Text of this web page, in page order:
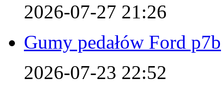
2026-07-27 21:26
Gumy pedałów Ford p7b
2026-07-23 22:52